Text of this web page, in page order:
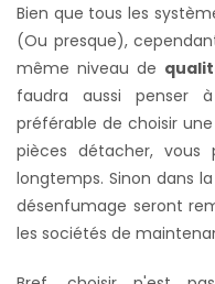
Bien que tous les
(Ou presque),
même niveau de
faudra aussi penser
préférable de choisir
pièces détacher, vous
longtemps. Sinon dans
désenfumage seront
les sociétés de